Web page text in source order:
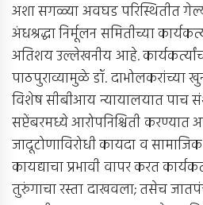
अशा सगळ्या अवघड परिस्थितीत गेल्या
अंधश्रद्धा निर्मूलन समितीच्या
अतिशय उल्लेखनीय आहे.
पाठपुराव्यामुळे डॉ. दाभोलकरांच्या
विशेष सीबीआय न्यायालयात पाच
सप्टेंबरमध्ये आरोपनिश्चिती करण्यात
जादूटोणाविरोधी कायदा व
कायद्याचा प्रभावी वापर करत
तुरुंगाचा रस्ता दाखवला; तसेच